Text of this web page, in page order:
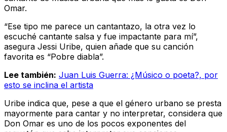
Omar.
“Ese tipo me parece un cantantazo, la otra vez lo
escuché cantante salsa y fue impactante para mí”,
asegura Jessi Uribe, quien añade que su canción
favorita es “Pobre diabla”.
Lee también: Juan Luis Guerra: ¿Músico o poeta?, por
esto se inclina el artista
Uribe indica que, pese a que el género urbano se presta
mayormente para cantar y no interpretar, considera que
Don Omar es uno de los pocos exponentes del